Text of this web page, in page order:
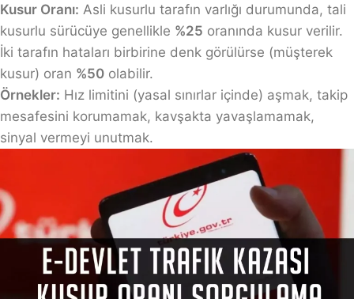
Kusur Oranı: Asli kusurlu tarafın varlığı durumunda, tali
kusurlu sürücüye genellikle %25 oranında kusur verilir.
İki tarafın hataları birbirine denk görülürse (müşterek
kusur) oran %50 olabilir.
Örnekler: Hız limitini (yasal sınırlar içinde) aşmak, takip
mesafesini korumamak, kavşakta yavaşlamamak,
sinyal vermeyi unutmak.